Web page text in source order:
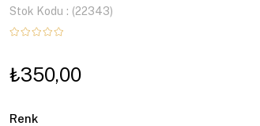
Stok Kodu (22343)
₺350,00
Renk